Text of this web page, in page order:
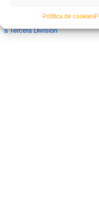
Política de cookies
a Tercera División